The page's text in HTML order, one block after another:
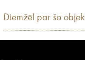
Diemžēl par šo